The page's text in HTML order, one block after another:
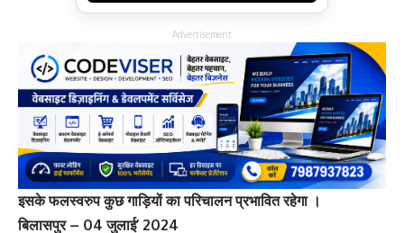
Advertisement
इसके फलस्वरुप कुछ गाड़ियों का परिचालन प्रभावित रहेगा ।
बिलासपुर – 04 जुलाई’ 2024